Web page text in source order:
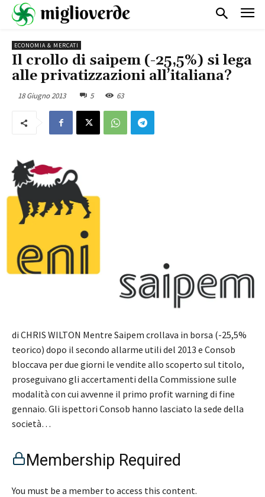
ECONOMIA & MERCATI
Il crollo di saipem (-25,5%) si lega
alle privatizzazioni all’italiana?
18 Giugno 2013 5 63
di CHRIS WILTON Mentre Saipem crollava in borsa (-25,5%
teorico) dopo il secondo allarme utili del 2013 e Consob
bloccava per due giorni le vendite allo scoperto sul titolo,
proseguivano gli accertamenti della Commissione sulle
modalità con cui avvenne il primo profit warning di fine
gennaio. Gli ispettori Consob hanno lasciato la sede della
società…
Membership Required
You must be a member to access this content.